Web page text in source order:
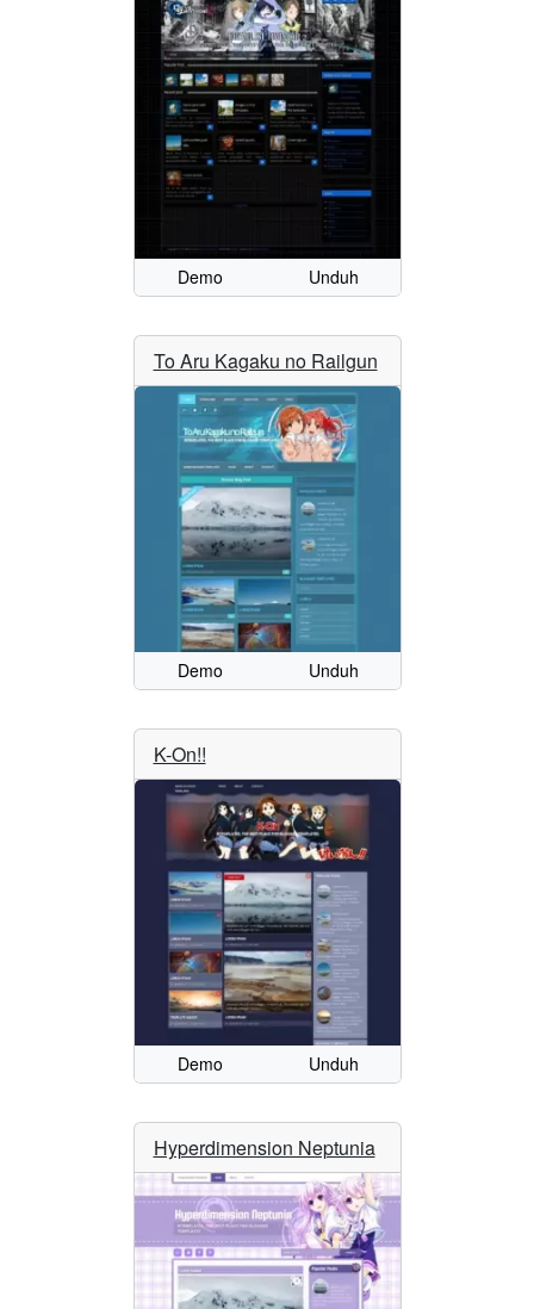
Demo Unduh
To Aru Kagaku no Railgun
Demo Unduh
K-On!!
Demo Unduh
Hyperdimension Neptunia